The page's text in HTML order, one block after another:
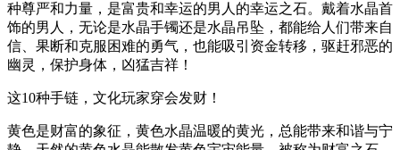
种尊严和力量，是富贵和幸运的男人的幸运之石。戴着水晶首
饰的男人，无论是水晶手镯还是水晶吊坠，都能给人们带来自
信、果断和克服困难的勇气，也能吸引资金转移，驱赶邪恶的
幽灵，保护身体，凶猛吉祥！
这10种手链，文化玩家穿会发财！
黄色是财富的象征，黄色水晶温暖的黄光，总能带来和谐与宁